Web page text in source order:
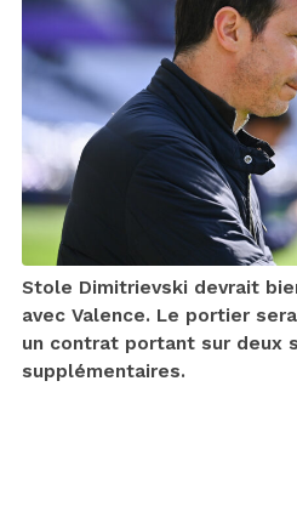
Stole Dimitrievski devrait
avec Valence. Le portier
un contrat portant sur deux
supplémentaires.